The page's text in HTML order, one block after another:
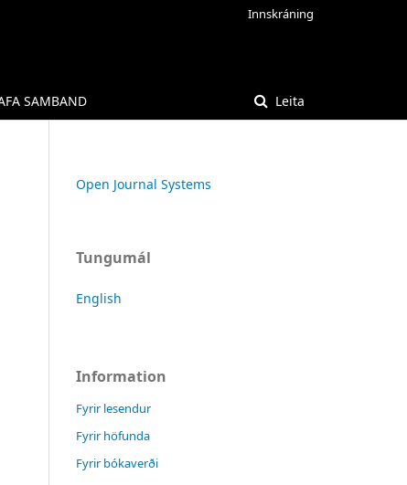
SAMBAND Leita
Innskráning
Open Journal Systems
Tungumál
English
Information
Fyrir lesendur
Fyrir höfunda
Fyrir bókaverði